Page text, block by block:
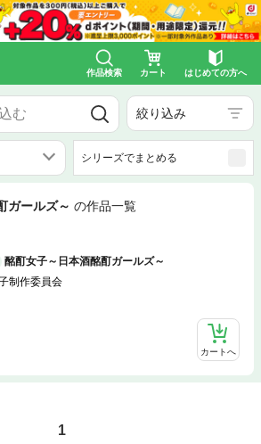
作品検索 カート はじめての方へ
絞り込み
シリーズでまとめる
ガールズ～ の作品一覧
酩酊女子～日本酒酩酊ガールズ～
制作委員会
カートへ
1